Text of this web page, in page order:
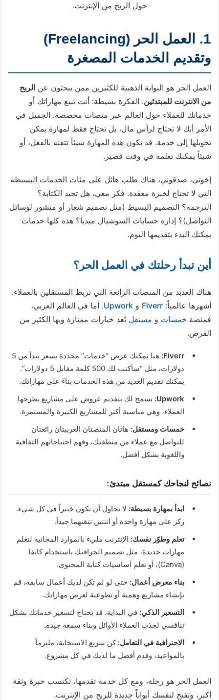
حول الربح من الإنترنت.
1. العمل الحر (Freelancing)
وتقديم الخدمات المصغرة
العمل الحر هو البوابة الذهبية للكثيرين ممن يبحثون عن الربح
من الانترنت للمبتدئين. الفكرة بسيطة: أنت تبيع مهاراتك أو
خدماتك للعملاء حول العالم عبر منصات مخصصة. الجميل في
الأمر أنك لا تحتاج لرأس مال، بل تحتاج فقط لمهارة يمكن
تحويلها إلى خدمة. قد تكون هذه المهارة شيئاً تتقنه بالفعل، أو
شيئاً يمكنك تعلمه في وقت قصير.
إخوتي، صدقوني، هناك طلب هائل على مئات الخدمات البسيطة
التي لا تحتاج لخبرة معقدة. فكر معي، هل تجيد الكتابة؟
الترجمة؟ التصميم البسيط (مثل تصميم شعار أو منشور لوسائل
التواصل)؟ إدارة حسابات السوشيال ميديا؟ هذه كلها خدمات
يمكنك البدء بتقديمها اليوم.
أين تبدأ رحلتك في العمل الحر؟
هناك العديد من المنصات الرائعة التي تربط المستقلين بالعملاء.
أشهرها عالمياً: Fiverr و Upwork. أما في العالم العربي،
فمنصة خمسات و مستقل تُعد خيارات ممتازة وبها الكثير من
الفرص.
Fiverr:
هنا يمكنك عرض “خدمات” محددة بسعر يبدأ من 5
دولارات، مثل “سأكتب لك 500 كلمة مقابل 5 دولارات”.
يمكنك تقديم العديد من هذه الخدمات بناءً على مهاراتك.
Upwork: تسمح لك بتقديم عروض على مشاريع يطرحها
العملاء، وهي مناسبة أكثر للمشاريع الكبيرة والمستمرة.
خمسات ومستقل: هاتان المنصتان العربيتان رائعتان
للتواصل مع عملاء من منطقتك، وفهم احتياجاتهم الثقافية
واللغوية بشكل أفضل.
نصائح لنجاحك كمستقل مبتدئ:
ابدأ بمهارة بسيطة: لا تحاول أن تكون خبيراً في كل شيء.
ركز على مهارة واحدة أو اثنتين تتقنهما جيداً.
تعلم وطوّر نفسك: الإنترنت مليء بالموارد المجانية لتعلم
مهارات جديدة، مثل تصميم الجرافيك باستخدام كانفا
(Canva)، أو تعلم أساسيات كتابة المحتوى.
بناء معرض أعمال: حتى لو لم تكن لديك أعمال سابقة، قم
بإنشاء مشاريع وهمية أو تطوعية لعرض مهاراتك.
التسعير الذكي: في البداية، قد تحتاج لتسعير خدماتك بشكل
تنافسي لجذب العملاء الأوائل وبناء سمعة جيدة.
الاحترافية في التعامل: كن سريع الاستجابة، ملتزماً
بالمواعيد، وقدم أفضل ما لديك في كل مشروع.
العمل الحر هو رحلة، ومع كل خدمة تقدمها، تكتسب خبرة وثقة
أكبر، وتفتح لنفسك أبواباً جديدة للربح من الإنترنت.